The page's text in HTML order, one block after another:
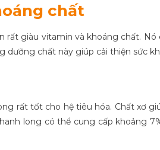
chất
giàu vitamin và khoáng chất. Nó
dưỡng chất này giúp cải thiện sức
rất tốt cho hệ tiêu hóa. Chất xơ
long có thể cung cấp khoảng